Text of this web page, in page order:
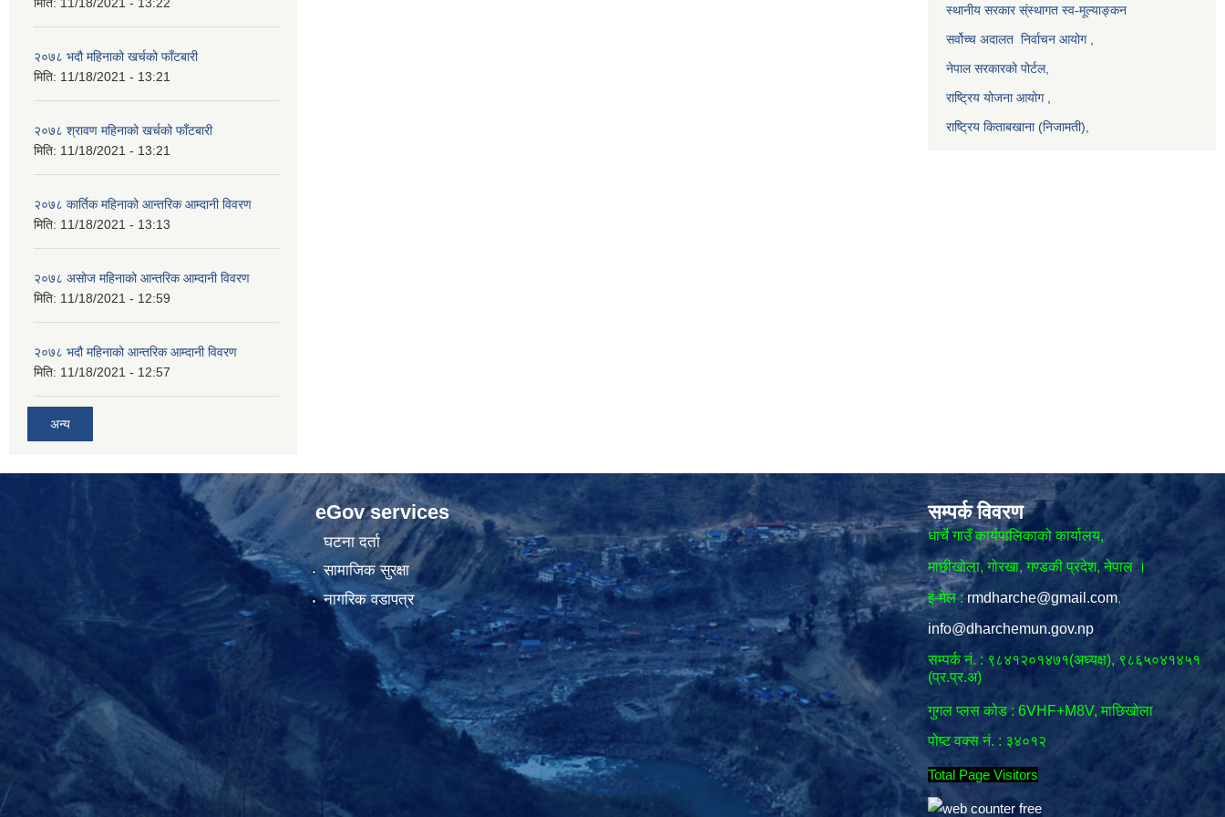
२०७८ भदौ महिनाको खर्चको फाँटबारी
मिति: 11/18/2021 - 13:21
२०७८ श्रावण महिनाको खर्चको फाँटबारी
मिति: 11/18/2021 - 13:21
२०७८ कार्तिक महिनाको आन्तरिक आम्दानी विवरण
मिति: 11/18/2021 - 13:13
२०७८ असोज महिनाको आन्तरिक आम्दानी विवरण
मिति: 11/18/2021 - 12:59
२०७८ भदौ महिनाको आन्तरिक आम्दानी विवरण
मिति: 11/18/2021 - 12:57
अन्य
स्थानीय सरकार स्ंस्थागत स्व-मूल्याङ्कन
सर्वोच्च अदालत निर्वाचन आयोग,
नेपाल सरकारको पोर्टल,
राष्ट्रिय योजना आयोग,
राष्ट्रिय किताबखाना (निजामती)
eGov services
घटना दर्ता
सामाजिक सुरक्षा
नागरिक वडापत्र
सम्पर्क विवरण
धार्चे गाउँ कार्यपालिकाको कार्यालय,
माछीखोला, गोरखा, गण्डकी प्रदेश, नेपाल ।
इ-मेल : rmdharche@gmail.com,
info@dharchemun.gov.np
सम्पर्क नं. : ९८४१२०१४७१(अध्यक्ष), ९८६५०४१४५१
(प्र.प्र.अ)
गुगल प्लस कोड : 6VHF+M8V, माछिखोला
पोष्ट वक्स नं. : ३४०१२
Total Page Visitors